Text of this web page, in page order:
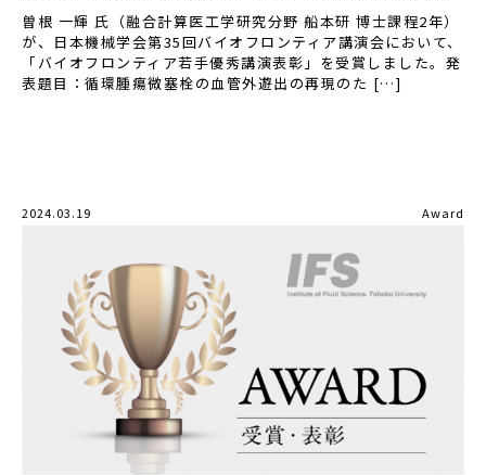
曽根 一輝 氏（融合計算医工学研究分野 船本研 博士課程2年）
が、日本機械学会第35回バイオフロンティア講演会において、
「バイオフロンティア若手優秀講演表彰」を受賞しました。発
表題目：循環腫瘍微塞栓の血管外遊出の再現のた […]
2024.03.19 Award